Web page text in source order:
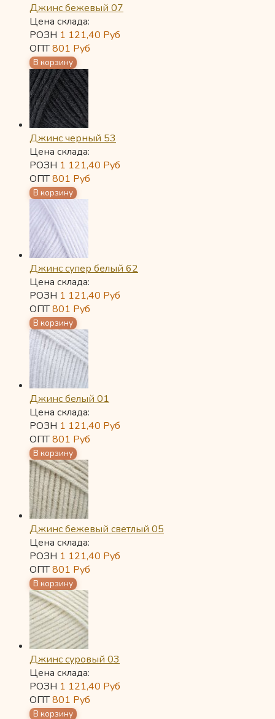
Джинс бежевый 07
Цена склада:
РОЗН 1 121,40 Руб
ОПТ801 Руб
Джинс черный 53
Цена склада:
РОЗН 1 121,40 Руб
ОПТ801 Руб
Джинс супер белый 62
Цена склада:
РОЗН 1 121,40 Руб
ОПТ801 Руб
Джинс белый 01
Цена склада:
РОЗН 1 121,40 Руб
ОПТ801 Руб
Джинс бежевый светлый 05
Цена склада:
РОЗН 1 121,40 Руб
ОПТ801 Руб
Джинс суровый 03
Цена склада:
РОЗН 1 121,40 Руб
ОПТ801 Руб